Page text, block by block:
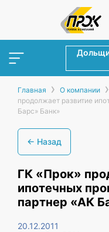
Главная › О компании ›
продолжает развитие
Барс» Банк»
← Назад
ГК «Прок»
ипотечных
партнер «АК
20.12.2011